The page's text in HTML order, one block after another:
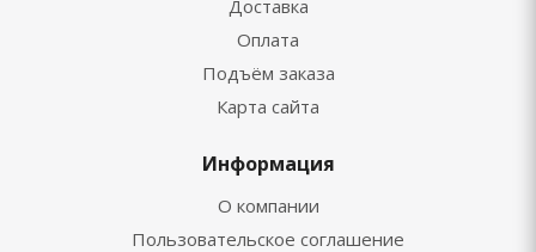
Доставка
Оплата
Подъём заказа
Карта сайта
Информация
О компании
Пользовательское соглашение